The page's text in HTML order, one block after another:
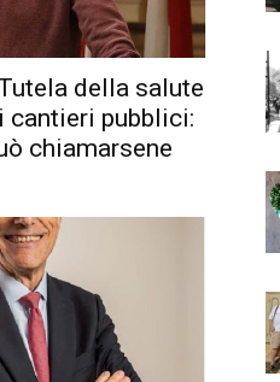
della salute
cantieri pubblici:
chiamarsene